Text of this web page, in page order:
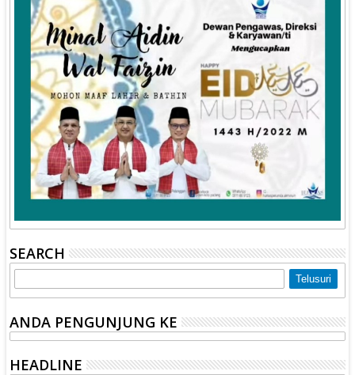
SEARCH
ANDA PENGUNJUNG KE
HEADLINE